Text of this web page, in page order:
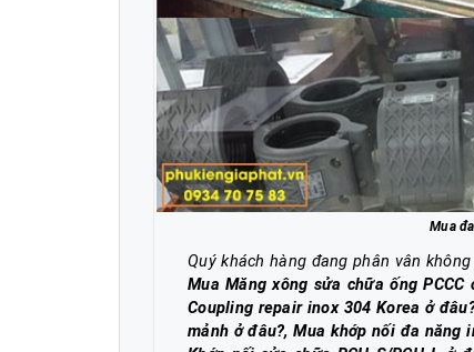
Mua
Quý khách hàng đang phân vân
Mua Măng xông sửa chữa ống
Coupling repair inox 304 Korea ở
mảnh ở đâu?, Mua khớp nối đa năng